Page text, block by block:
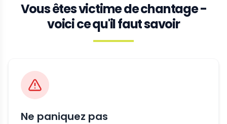
Vous êtes victime de chantage -
voici ce qu'il faut savoir
Ne paniquez pas